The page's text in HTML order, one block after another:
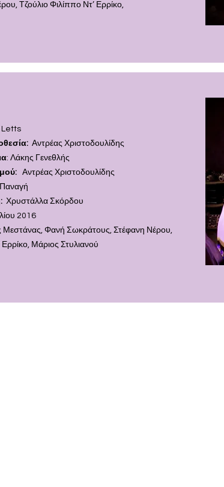
Τζούλιο Φιλίππο Ντ’ Ερρίκο,
Letts
Αντρέας Χριστοδουλίδης
: Λάκης Γενεθλής
Αντρέας Χριστοδουλίδης
ή
Χρυστάλλα Σκόρδου
2016
Μεστάνας, Φανή Σωκράτους, Στέφανη Νέρου,
Ερρίκο, Μάριος Στυλιανού